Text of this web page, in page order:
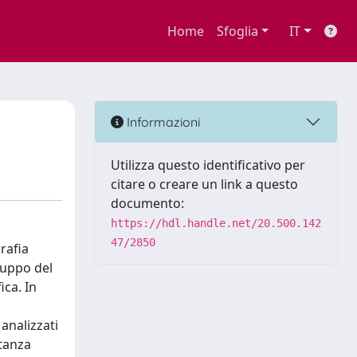
Home Sfoglia IT
del
In
Informazioni
Utilizza questo identificativo per
citare o creare un link a questo
documento:
https://hdl.handle.net/20.500.142
47/2850